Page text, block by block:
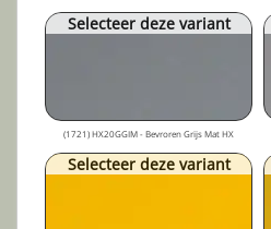
Selecteer deze variant
(1721) HX20GGIM - Bevroren Grijs Mat HX
Selecteer deze variant